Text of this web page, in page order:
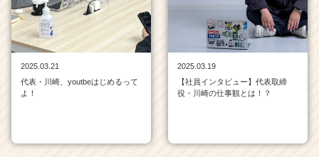
r
2025.03.21
代表・川崎、youtbeはじめるって
よ！
2025.03.19
【社員インタビュー】代表取締
役・川崎の仕事観とは！？